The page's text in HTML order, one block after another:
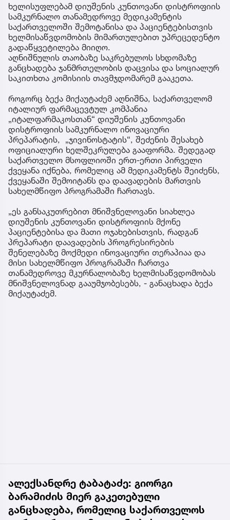
ხელისუფლებამ დიუშენის კუნთოვანი დისტროფიის
სამკურნალო თანამედროვე მედიკამენტის
საქართველოში შემოტანისა და პაციენტებისთვის
ხელმისაწვდომობის მიმართულებით უპრეცედენტო
გადაწყვეტილება მიიღო.
აღნიშნულის თაობაზე საკრებულოს სხდომაზე
განცხადება ჯანმრთელობის დაცვისა და სოციალურ
საკითხთა კომისიის თავმჯდომარემ გააკეთა.
როგორც ბექა მიქაუტაძემ აღნიშნა, საქართველომ
იტალიურ ფარმაცევტულ კომპანია
„იტალფარმაკოსთან“ დიუშენის კუნთოვანი
დისტროფიის სამკურნალო ინოვაციური
პრეპარატის, „ჯივინოსტატის“, შეძენის შესახებ
ოფიციალური ხელშეკრულება გააფორმა. შედეგად
საქართველო მსოფლიოში ერთ-ერთი პირველი
ქვეყანა იქნება, რომელიც ამ მედიკამენტს შეიძენს,
ქვეყანაში შემოიტანს და დაავადების მართვის
სახელმწიფო პროგრამაში ჩართავს.
„ეს განსაკუთრებით მნიშვნელოვანი სიახლეა
დიუშენის კუნთოვანი დისტროფიის მქონე
პაციენტებისა და მათი ოჯახებისთვის, რადგან
პრეპარატი დაავადების პროგრესირების
შენელებაზე მოქმედი ინოვაციური თერაპიაა და
მისი სახელმწიფო პროგრამაში ჩართვა
თანამედროვე მკურნალობაზე ხელმისაწვდომობას
მნიშვნელოვნად გააუმჯობესებს, - განაცხადა ბექა
მიქაუტაძემ.
ალექსანდრე ტაბატაძე: გიორგი
ბარამიძის მიერ გაკეთებული
განცხადება, რომელიც საქართველოს